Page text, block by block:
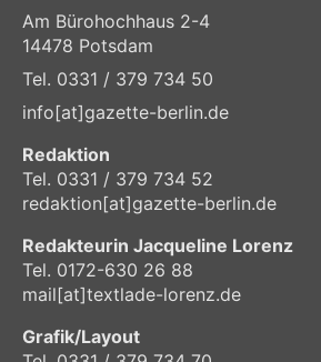
Am Bürohochhaus 2-4
14478 Potsdam
Tel. 0331 / 379 734 50
info[at]gazette-berlin.de
Redaktion
Tel. 0331 / 379 734 52
redaktion[at]gazette-berlin.de
Redakteurin Jacqueline Lorenz
Tel. 0172-630 26 88
mail[at]textlade-lorenz.de
Grafik/Layout